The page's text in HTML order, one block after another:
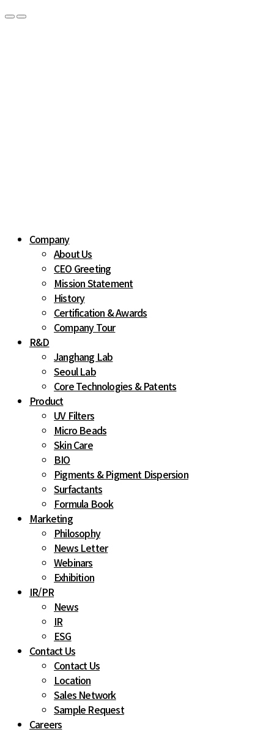
Company
About Us
CEO Greeting
Mission Statement
History
Certification & Awards
Company Tour
R&D
Janghang Lab
Seoul Lab
Core Technologies & Patents
Product
UV Filters
Micro Beads
Skin Care
BIO
Pigments & Pigment Dispersion
Surfactants
Formula Book
Marketing
Philosophy
News Letter
Webinars
Exhibition
IR/PR
News
IR
ESG
Contact Us
Contact Us
Location
Sales Network
Sample Request
Careers